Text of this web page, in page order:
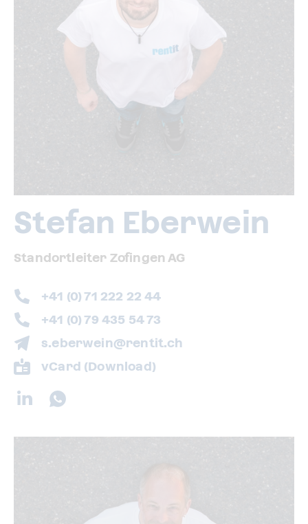
Stefan Eberwein
Standortleiter Zofingen AG
+41 (0) 71 222 22 44
+41 (0) 79 435 54 73
s.eberwein@rentit.ch
vCard (Download)